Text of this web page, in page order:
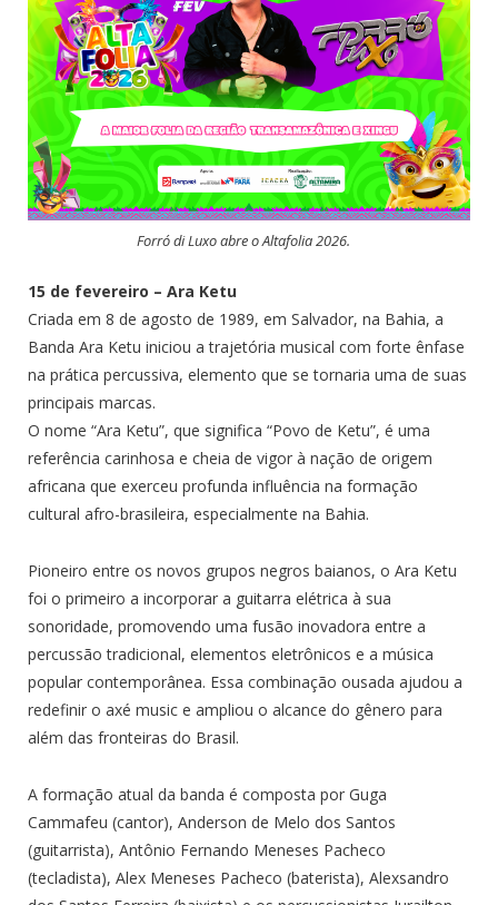
Forró di Luxo abre o Altafolia 2026.
15 de fevereiro – Ara Ketu
Criada em 8 de agosto de 1989, em Salvador, na Bahia, a
Banda Ara Ketu iniciou a trajetória musical com forte ênfase
na prática percussiva, elemento que se tornaria uma de suas
principais marcas.
O nome “Ara Ketu”, que significa “Povo de Ketu”, é uma
referência carinhosa e cheia de vigor à nação de origem
africana que exerceu profunda influência na formação
cultural afro-brasileira, especialmente na Bahia.
Pioneiro entre os novos grupos negros baianos, o Ara Ketu
foi o primeiro a incorporar a guitarra elétrica à sua
sonoridade, promovendo uma fusão inovadora entre a
percussão tradicional, elementos eletrônicos e a música
popular contemporânea. Essa combinação ousada ajudou a
redefinir o axé music e ampliou o alcance do gênero para
além das fronteiras do Brasil.
A formação atual da banda é composta por Guga
Cammafeu (cantor), Anderson de Melo dos Santos
(guitarrista), Antônio Fernando Meneses Pacheco
(tecladista), Alex Meneses Pacheco (baterista), Alexsandro